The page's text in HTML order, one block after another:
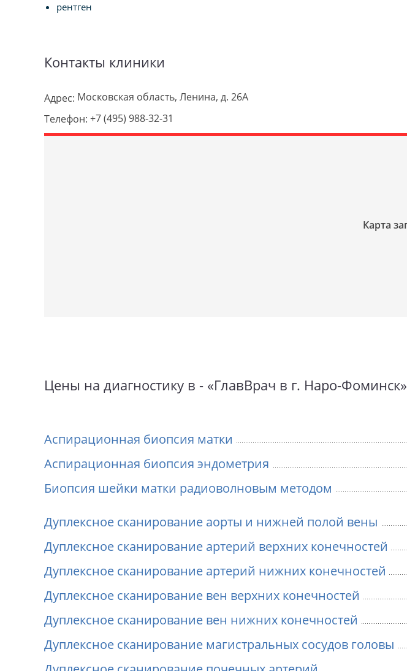
рентген
Контакты клиники
Адрес: Московская область, Ленина, д. 26А
Телефон: +7 (495) 988-32-31
Цены на диагностику в - «ГлавВрач в г. Наро-Фоминск»
Аспирационная биопсия матки
Аспирационная биопсия эндометрия
Биопсия шейки матки радиоволновым методом
Дуплексное сканирование аорты и нижней полой вены
Дуплексное сканирование артерий верхних конечностей
Дуплексное сканирование артерий нижних конечностей
Дуплексное сканирование вен верхних конечностей
Дуплексное сканирование вен нижних конечностей
Дуплексное сканирование магистральных сосудов головы